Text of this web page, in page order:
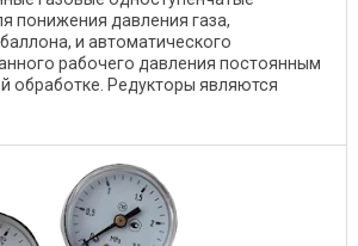
понижения давления газа,
и автоматического
рабочего давления постоянным
обработке. Редукторы являются
...